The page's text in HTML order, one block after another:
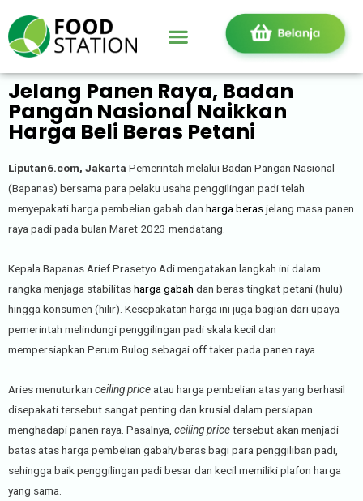
Jelang Panen Raya, Badan
Pangan Nasional Naikkan
Harga Beli Beras Petani
Liputan6.com, Jakarta Pemerintah melalui Badan Pangan Nasional
(Bapanas) bersama para pelaku usaha penggilingan padi telah
menyepakati harga pembelian gabah dan harga berasjelang masa panen
raya padi pada bulan Maret 2023 mendatang.
Kepala Bapanas Arief Prasetyo Adi mengatakan langkah ini dalam
rangka menjaga stabilitasharga gabah dan beras tingkat petani (hulu)
hingga konsumen (hilir). Kesepakatan harga ini juga bagian dari upaya
pemerintah melindungi penggilingan padi skala kecil dan
mempersiapkan Perum Bulog sebagai off taker pada panen raya.
Aries menuturkan ceiling priceatau harga pembelian atas yang berhasil
disepakati tersebut sangat penting dan krusial dalam persiapan
menghadapi panen raya. Pasalnya, ceiling pricetersebut akan menjadi
batas atas harga pembelian gabah/beras bagi para penggiliban padi,
sehingga baik penggilingan padi besar dan kecil memiliki plafon harga
yang sama.